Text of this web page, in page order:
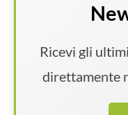
Ricevi gli
direttamente